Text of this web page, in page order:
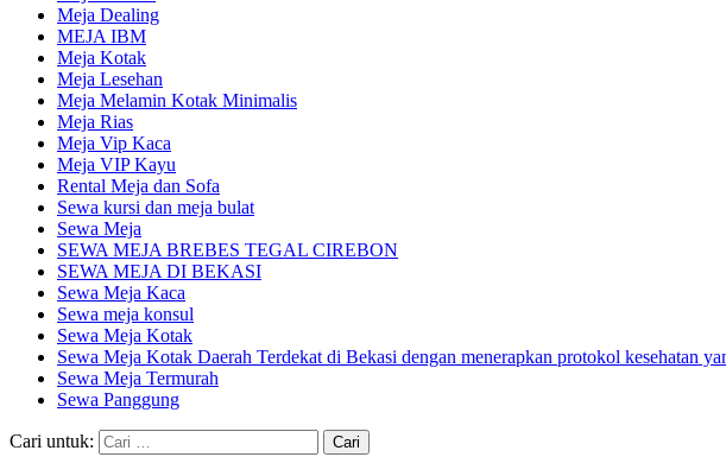
Meja Dealing
MEJA IBM
Meja Kotak
Meja Lesehan
Meja Melamin Kotak Minimalis
Meja Rias
Meja Vip Kaca
Meja VIP Kayu
Rental Meja dan Sofa
Sewa kursi dan meja bulat
Sewa Meja
SEWA MEJA BREBES TEGAL CIREBON
SEWA MEJA DI BEKASI
Sewa Meja Kaca
Sewa meja konsul
Sewa Meja Kotak
Sewa Meja Kotak Daerah Terdekat di Bekasi dengan menerapkan protokol kesehatan
Sewa Meja Termurah
Sewa Panggung
Cari untuk: